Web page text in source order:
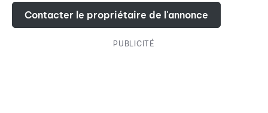
Contacter le propriétaire de l'annonce
PUBLICITÉ